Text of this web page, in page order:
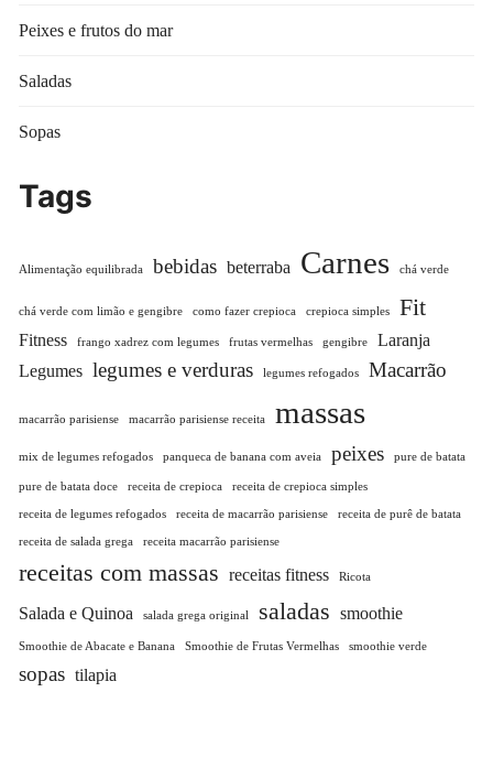
Peixes e frutos do mar
Saladas
Sopas
Tags
Alimentação equilibrada bebidas beterraba Carnes chá verde
chá verde com limão e gengibre como fazer crepioca crepioca simples Fit
Fitness frango xadrez com legumes frutas vermelhas gengibre
Laranja
Legumes legumes e verduras legumes refogados Macarrão
macarrão parisiense macarrão parisiense receita massas
mix de legumes refogados panqueca de banana com aveia peixes pure de batata
pure de batata doce receita de crepioca receita de crepioca simples
receita de legumes refogados receita de macarrão parisiense receita de purê de batata
receita de salada grega receita macarrão parisiense
receitas com massas receitas fitness Ricota
Salada e Quinoa salada grega original saladas smoothie
Smoothie de Abacate e Banana Smoothie de Frutas Vermelhas smoothie verde
sopas tilapia